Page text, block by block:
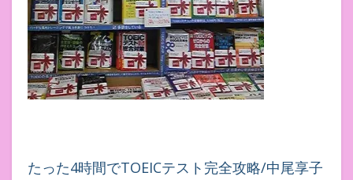
たった4時間でTOEICテスト完全攻略/中尾享子